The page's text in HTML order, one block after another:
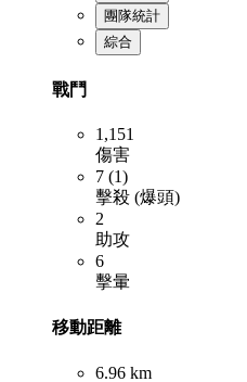
團隊統計
綜合
戰鬥
1,151
傷害
7 (1)
擊殺 (爆頭)
2
助攻
6
擊暈
移動距離
6.96 km